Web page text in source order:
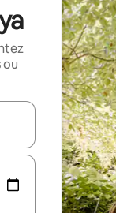
ou
vers le haut et